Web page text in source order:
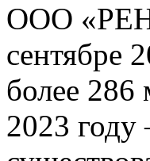
ООО
сентябре
более 286
2023 году